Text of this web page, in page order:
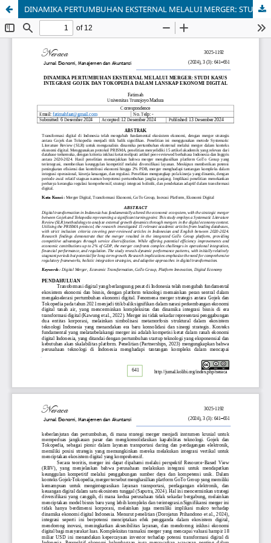
DINAMIKA PERTUMBUHAN EKSTERNAL MELALUI MERGER: STUDI KASUS INTEGRASI GOJEK DAN TOKOPEDIA DALAM LANSKAP EKONOMI DIGITAL